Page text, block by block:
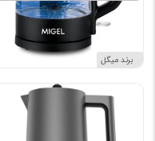
برند میگل